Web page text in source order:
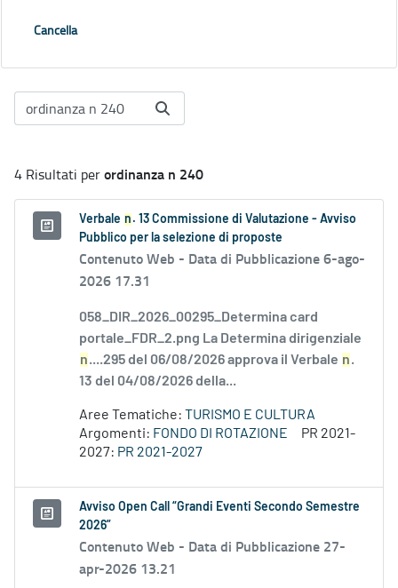
Cancella
4 Risultati perordinanza n 240
Verbale n . 13 Commissione di Valutazione - Avviso
Pubblico per la selezione di proposte
Contenuto Web - Data di Pubblicazione 6-ago-
2026 17.31
058_DIR_2026_00295_Determina card
portale_FDR_2.png La Determina dirigenziale
n....295 del 06/08/2026 approva il Verbale n.
13 del 04/08/2026 della...
Aree Tematiche: TURISMO E CULTURA
Argomenti: FONDO DI ROTAZIONE
PR 2021-
2027: PR 2021-2027
Avviso Open Call “Grandi Eventi Secondo Semestre
2026”
Contenuto Web - Data di Pubblicazione 27-
apr-2026 13.21